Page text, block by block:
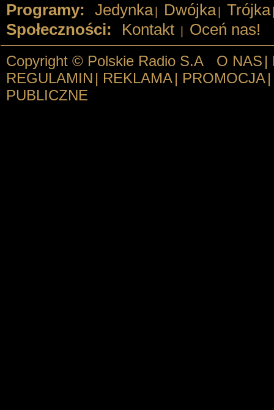
Programy: Jedynka Dwójka Trójka
Społeczności: Kontakt Oceń nas!
Copyright © Polskie Radio S.A O NAS |
REGULAMIN | REKLAMA | PROMOCJA |
PUBLICZNE